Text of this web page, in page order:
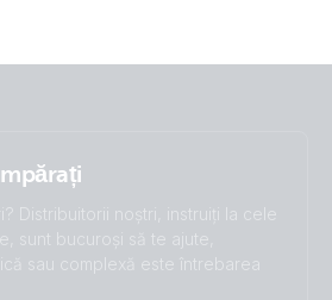
Distribuitorii noștri, instruiți la cele
sunt bucuroși să te ajute,
sau complexă este întrebarea